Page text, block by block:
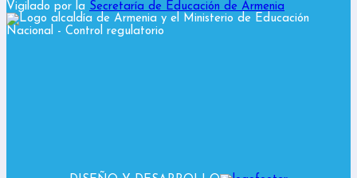
Vigilado por la Secretaría de Educación de Armenia
y el Ministerio de Educación
Nacional - Control regulatorio